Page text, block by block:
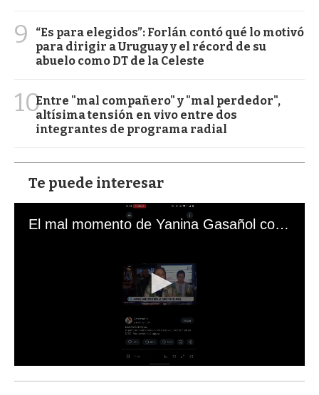
9
“Es para elegidos”: Forlán contó qué lo motivó
para dirigir a Uruguay y el récord de su
abuelo como DT de la Celeste
10Entre "mal compañero" y "mal perdedor",
altísima tensión en vivo entre dos
integrantes de programa radial
Te puede interesar
El mal momento de Yanina Gasañol con un hincha argentino en "Subrayado"
s